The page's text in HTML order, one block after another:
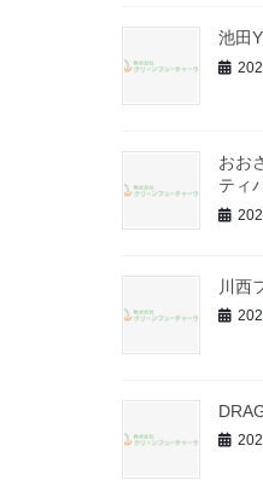
池田
おお
ティ
川西